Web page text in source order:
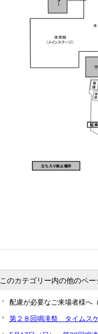
このカテゴリー内の他のペー
配慮が必要なご来場者様へ
第２８回鳴滝祭 タイムス